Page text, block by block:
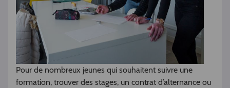
Pour de nombreux jeunes qui souhaitent suivre une
formation, trouver des stages, un contrat d’alternance ou